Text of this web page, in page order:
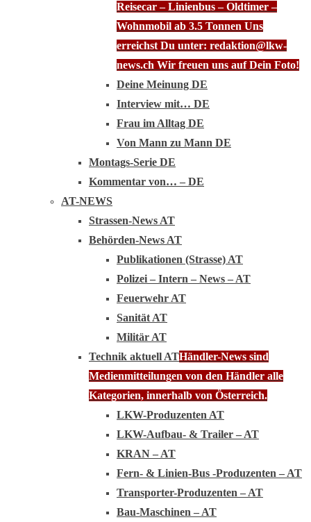
Reisecar – Linienbus – Oldtimer –
Wohnmobil ab 3.5 Tonnen Uns
erreichst Du unter: redaktion@lkw-
news.ch Wir freuen uns auf Dein Foto!
Deine Meinung DE
Interview mit… DE
Frau im Alltag DE
Von Mann zu Mann DE
Montags-Serie DE
Kommentar von… – DE
AT-NEWS
Strassen-News AT
Behörden-News AT
Publikationen (Strasse) AT
Polizei – Intern – News – AT
Feuerwehr AT
Sanität AT
Militär AT
Technik aktuell ATHändler-News sind
Medienmitteilungen von den Händler alle
Kategorien, innerhalb von Österreich.
LKW-Produzenten AT
LKW-Aufbau- & Trailer – AT
KRAN – AT
Fern- & Linien-Bus -Produzenten – AT
Transporter-Produzenten – AT
Bau-Maschinen – AT